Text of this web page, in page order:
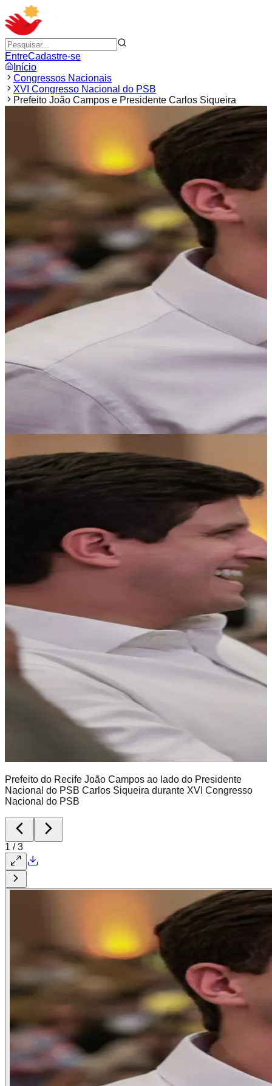
EntreCadastre-se
Início
Congressos Nacionais
XVI Congresso Nacional do PSB
Prefeito João Campos e Presidente Carlos Siqueira
Prefeito do Recife João Campos ao lado do Presidente
Nacional do PSB Carlos Siqueira durante XVI Congresso
Nacional do PSB
1 / 3